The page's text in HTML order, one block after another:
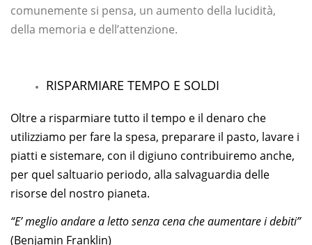
comunemente si pensa, un aumento della lucidità,
della memoria e dell’attenzione.
RISPARMIARE TEMPO E SOLDI
Oltre a risparmiare tutto il tempo e il denaro che
utilizziamo per fare la spesa, preparare il pasto, lavare i
piatti e sistemare, con il digiuno contribuiremo anche,
per quel saltuario periodo, alla salvaguardia delle
risorse del nostro pianeta.
“E’ meglio andare a letto senza cena che aumentare i debiti”
(Benjamin Franklin)